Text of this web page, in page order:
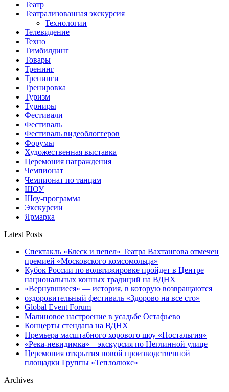
Театр
Театрализованная экскурсия
Технологии
Телевидение
Техно
Тимбилдинг
Товары
Тренинг
Тренинги
Тренировка
Туризм
Турниры
Фестивали
Фестиваль
Фестиваль видеоблоггеров
Форумы
Художественная выставка
Церемония награждения
Чемпионат
Чемпионат по танцам
ШОУ
Шоу-программа
Экскурсии
Ярмарка
Latest Posts
Спектакль «Блеск и пепел» Театра Вахтангова отмечен
премией «Московского комсомольца»
Кубок России по вольтижировке пройдет в Центре
национальных конных традиций на ВДНХ
«Вернувшиеся» — история, в которую возвращаются
оздоровительный фестиваль «Здорово на все сто»
Global Event Forum
Малиновое настроение в усадьбе Остафьево
Концерты стендапа на ВДНХ
Премьера масштабного хорового шоу «Ностальгия»
«Река-невидимка» – экскурсия по Неглинной улице
Церемония открытия новой производственной
площадки Группы «Теплолюкс»
Archives